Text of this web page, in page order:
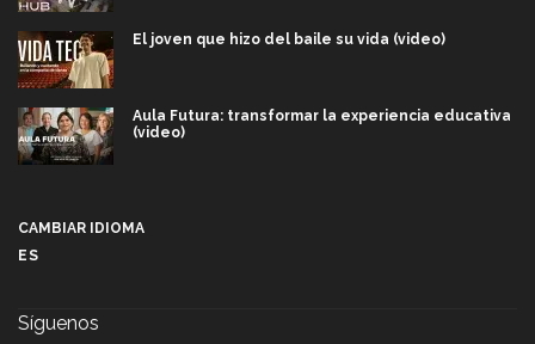
El joven que hizo del baile su vida (video)
Aula Futura: transformar la experiencia educativa
(video)
CAMBIAR IDIOMA
ES
Síguenos